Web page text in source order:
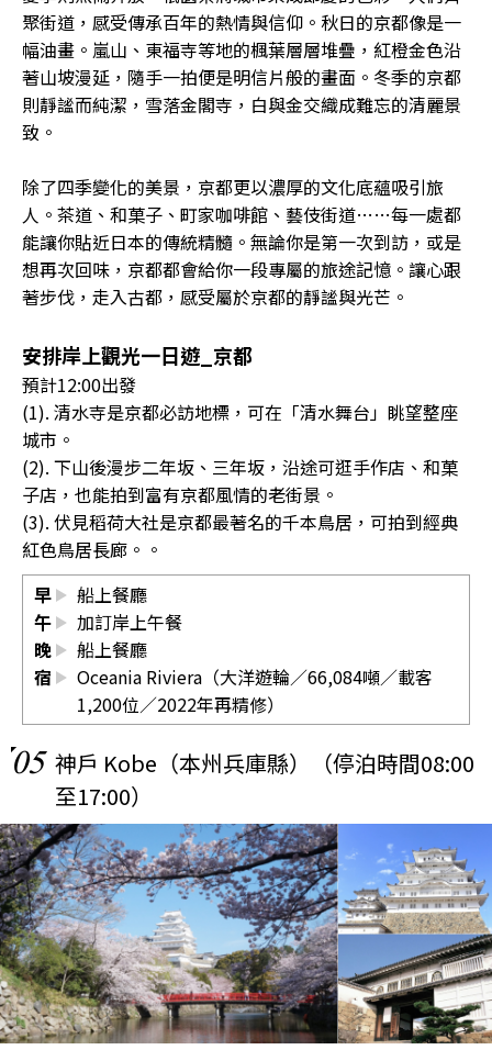
聚街道，感受傳承百年的熱情與信仰。秋日的京都像是一
幅油畫。嵐山、東福寺等地的楓葉層層堆疊，紅橙金色沿
著山坡漫延，隨手一拍便是明信片般的畫面。冬季的京都
則靜謐而純潔，雪落金閣寺，白與金交織成難忘的清麗景
致。
除了四季變化的美景，京都更以濃厚的文化底蘊吸引旅
人。茶道、和菓子、町家咖啡館、藝伎街道……每一處都
能讓你貼近日本的傳統精髓。無論你是第一次到訪，或是
想再次回味，京都都會給你一段專屬的旅途記憶。讓心跟
著步伐，走入古都，感受屬於京都的靜謐與光芒。
安排岸上觀光一日遊_京都
預計12:00出發
(1). 清水寺是京都必訪地標，可在「清水舞台」眺望整座
城市。
(2). 下山後漫步二年坂、三年坂，沿途可逛手作店、和菓
子店，也能拍到富有京都風情的老街景。
(3). 伏見稻荷大社是京都最著名的千本鳥居，可拍到經典
紅色鳥居長廊。。
早
船上餐廳
午
加訂岸上午餐
晚
船上餐廳
宿
Oceania Riviera（大洋遊輪／66,084噸／載客
1,200位／2022年再精修）
05 神戶 Kobe（本州兵庫縣）（停泊時間08:00
至17:00）